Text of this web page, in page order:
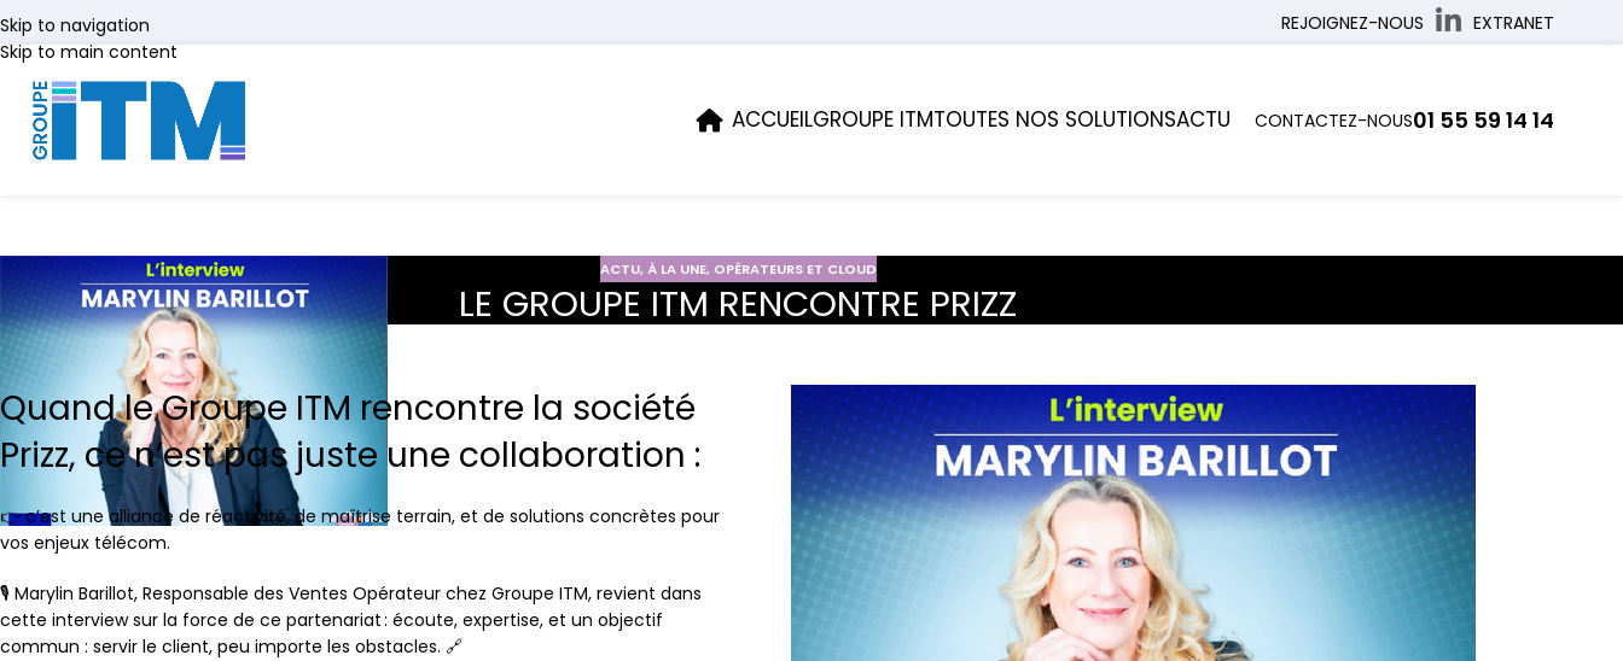
Skip to navigation
Skip to main content
REJOIGNEZ-NOUS EXTRANET
ACCUEILGROUPE ITMTOUTES NOS SOLUTIONSACTU CONTACTEZ-NOUS01 55 59 14 14
ACTU, À LA UNE, OPÉRATEURS ET CLOUD
LE GROUPE ITM RENCONTRE PRIZZ
Quand leGroupe ITM rencontre la société
Prizz, ce n’est pas juste une collaboration :
👉 c’est une alliance de réactivité, de maîtrise terrain, et de solutions concrètes pour
vos enjeux télécom.
🎙 Marylin Barillot, Responsable des Ventes Opérateur chez Groupe ITM, revient dans
cette interview sur la force de ce partenariat : écoute, expertise, et un objectif
commun : servir le client, peu importe les obstacles. 🔗